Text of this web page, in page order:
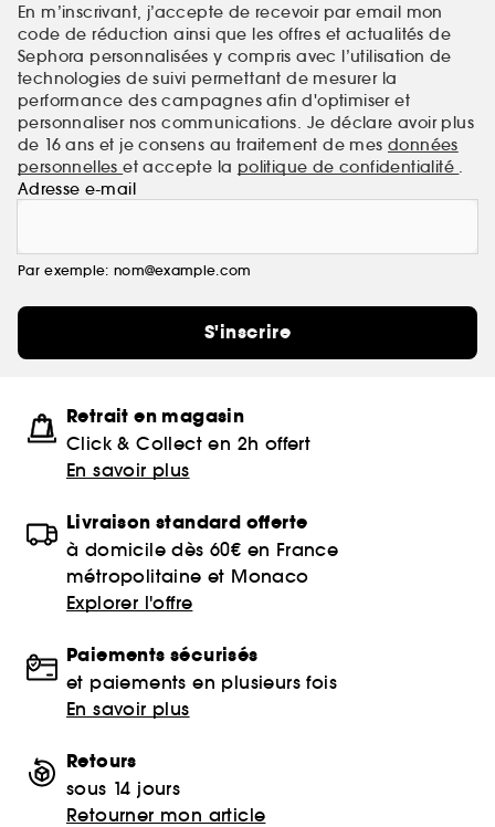
En m’inscrivant, j’accepte de recevoir par email mon
code de réduction ainsi que les offres et actualités de
Sephora personnalisées y compris avec l’utilisation de
technologies de suivi permettant de mesurer la
performance des campagnes afin d'optimiser et
personnaliser nos communications. Je déclare avoir plus
de 16 ans et je consens au traitement de mes données
personnelleset accepte la politique de confidentialité .
Adresse e-mail
Par exemple: nom@example.com
S'inscrire
Retrait en magasin
Click & Collect en 2h offert
En savoir plus
Livraison standard offerte
à domicile dès 60€ en France
métropolitaine et Monaco
Explorer l'offre
Paiements sécurisés
et paiements en plusieurs fois
En savoir plus
Retours
sous 14 jours
Retourner mon article